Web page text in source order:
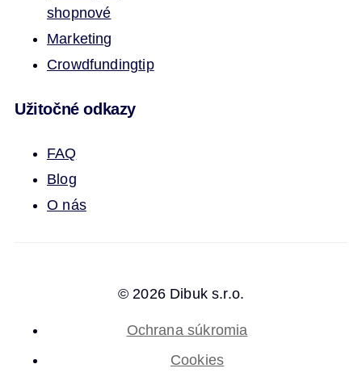
shopnové
Marketing
Crowdfundingtip
Užitočné odkazy
FAQ
Blog
O nás
© 2026 Dibuk s.r.o.
Ochrana súkromia
Cookies